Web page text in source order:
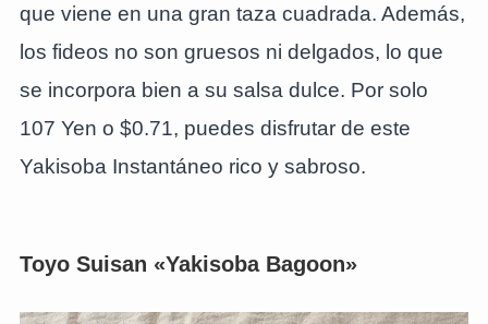
que viene en una gran taza cuadrada. Además,
los fideos no son gruesos ni delgados, lo que
se incorpora bien a su salsa dulce. Por solo
107 Yen o $0.71, puedes disfrutar de este
Yakisoba Instantáneo rico y sabroso.
Toyo Suisan «Yakisoba Bagoon»